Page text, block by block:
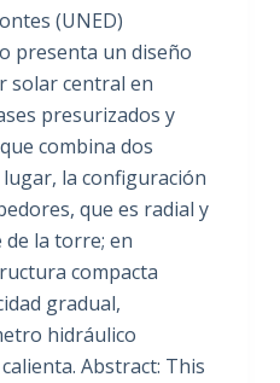
(UNED)
presenta un diseño
solar central en
presurizados y
combina dos
la configuración
que es radial y
la torre; en
compacta
gradual,
hidráulico
Abstract: This